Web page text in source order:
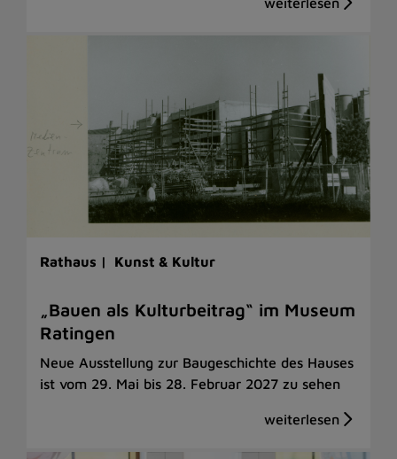
Rathaus | Kunst & Kultur
„Bauen als Kulturbeitrag“ im Museum
Ratingen
Neue Ausstellung zur Baugeschichte des Hauses
ist vom 29. Mai bis 28. Februar 2027 zu sehen